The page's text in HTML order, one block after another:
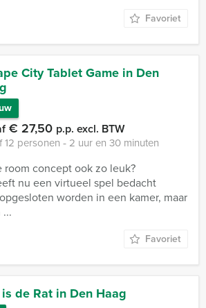
Favoriet
City Tablet Game in Den
€ 27,50 p.p. excl. BTW
12 personen ‐ 2 uur en 30 minuten
room concept ook zo leuk?
nu een virtueel spel bedacht
worden in een kamer, maar
Favoriet
de Rat in Den Haag